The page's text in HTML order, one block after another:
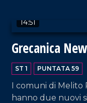
14:51
Grecanica
ST 1 PUNTATA 59
I comuni di Melito
hanno due nuovi